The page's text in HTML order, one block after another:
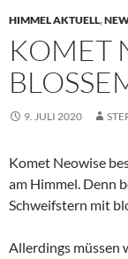
HIMMEL AKTUELL,
KOMET
9. JULI 2020
Komet Neowise
am Himmel. Denn
Schweifstern mit
Allerdings müssen